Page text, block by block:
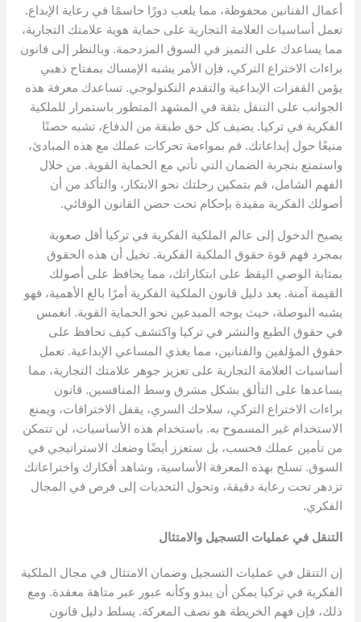
أعمال الفنانين محفوظة، مما يلعب دورًا حاسمًا في رعاية الإبداع.
تعمل أساسيات العلامة التجارية على حماية هوية علامتك التجارية،
مما يساعدك على التميز في السوق المزدحمة. وبالنظر إلى قانون
براءات الاختراع التركي، فإن الأمر يشبه الإمساك بمفتاح ذهبي
يؤمن القفزات الإبداعية والتقدم التكنولوجي. تساعدك معرفة هذه
الجوانب على التنقل بثقة في المشهد المتطور باستمرار للملكية
الفكرية في تركيا. يضيف كل حق طبقة من الدفاع، تشبه حصنًا
منيعًا حول إبداعاتك. قم بمواءمة تحركات عملك مع هذه المبادئ،
واستمتع بتجربة الضمان التي تأتي مع الحماية القوية. من خلال
الفهم الشامل، قم بتمكين رحلتك نحو الابتكار، والتأكد من أن
أصولك الفكرية مقيدة بإحكام تحت حضن القانون الوقائي.
يصبح الدخول إلى عالم الملكية الفكرية في تركيا أقل صعوبة
بمجرد فهم قوة حقوق الملكية الفكرية. تخيل أن هذه الحقوق
بمثابة الوصي اليقظ على ابتكاراتك، مما يحافظ على أصولك
القيمة آمنة. يعد دليل قانون الملكية الفكرية أمرًا بالغ الأهمية، فهو
يشبه البوصلة، حيث يوجه المبدعين نحو الحماية القوية. انغمس
في حقوق الطبع والنشر في تركيا واكتشف كيف تحافظ على
حقوق المؤلفين والفنانين، مما يغذي المساعي الإبداعية. تعمل
أساسيات العلامة التجارية على تعزيز جوهر علامتك التجارية، مما
يساعدها على التألق بشكل مشرق وسط المنافسين. قانون
براءات الاختراع التركي، سلاحك السري، يقفل الاختراقات، ويمنع
الاستخدام غير المسموح به. باستخدام هذه الأساسيات، لن تتمكن
من تأمين عملك فحسب، بل ستعزز أيضًا وضعك الاستراتيجي في
السوق. تسلح بهذه المعرفة الأساسية، وشاهد أفكارك واختراعاتك
تزدهر تحت رعاية دقيقة، وتحول التحديات إلى فرص في المجال
الفكري.
التنقل في عمليات التسجيل والامتثال
إن التنقل في عمليات التسجيل وضمان الامتثال في مجال الملكية
الفكرية في تركيا يمكن أن يبدو وكأنه عبور عبر متاهة معقدة. ومع
ذلك، فإن فهم الخريطة هو نصف المعركة. يسلط دليل قانون